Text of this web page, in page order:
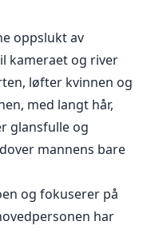
mistet
tilsynelatende
da han så Hope
føltes det som om et
hans, og han
jeg.
meg."
på bakken
alle ryktene var
fengslende bok som
oppslukt av
kameraet og river
løfter kvinnen og
med langt hår,
glansfulle og
mannens bare
og fokuserer på
har